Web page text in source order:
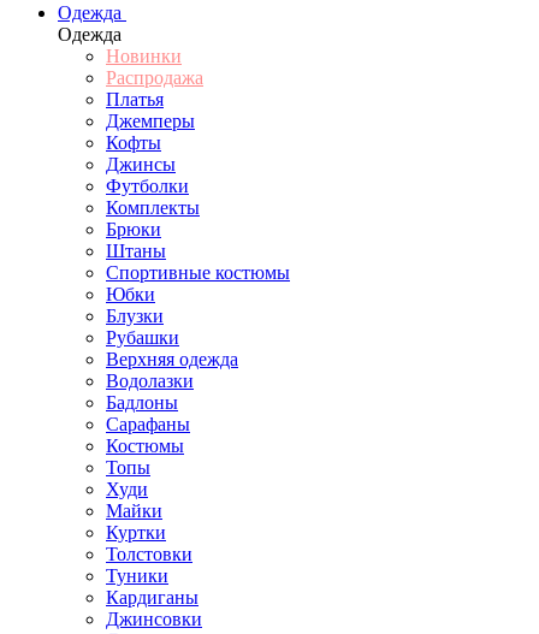
Одежда
Одежда
Новинки
Распродажа
Платья
Джемперы
Кофты
Джинсы
Футболки
Комплекты
Брюки
Штаны
Спортивные костюмы
Юбки
Блузки
Рубашки
Верхняя одежда
Водолазки
Бадлоны
Сарафаны
Костюмы
Топы
Худи
Майки
Куртки
Толстовки
Туники
Кардиганы
Джинсовки